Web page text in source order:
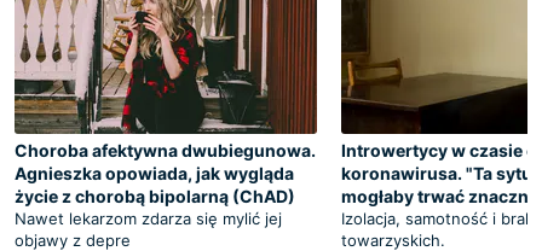
Choroba afektywna dwubiegunowa.
Agnieszka opowiada, jak wygląda
życie z chorobą bipolarną (ChAD)
Nawet lekarzom zdarza się mylić jej
objawy z depre
Introwertycy w czasie
koronawirusa. "Ta
mogłaby trwać
Izolacja, samotność i brak
towarzyskich.